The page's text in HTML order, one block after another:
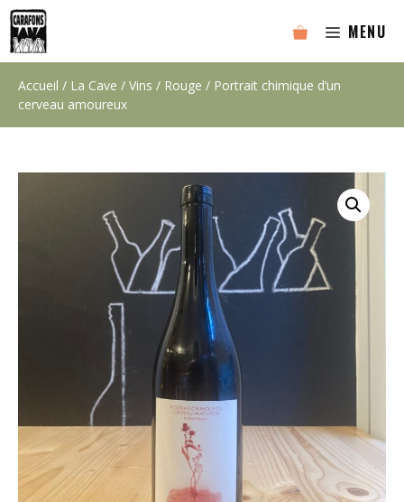
Aller
au
contenu
MENU
Accueil / La Cave / Vins / Rouge / Portrait chimique d’un
cerveau amoureux